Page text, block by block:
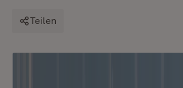
Teilen